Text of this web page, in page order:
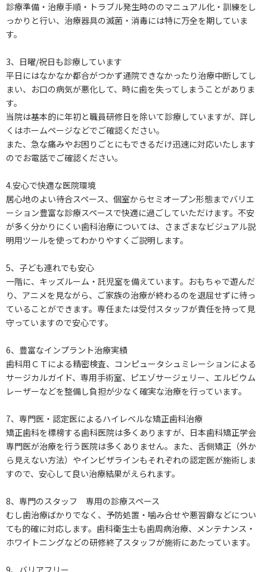
診療準備・治療手順・トラブル発生時ののマニュアル化・訓練をし
っかりと行い、治療器具の滅菌・消毒には特に万全を期していま
す。
3、日曜/祝日も診療しています
平日にはなかなか都合がつかず通院できなかったり治療中断してし
まい、お口の病気が悪化して、時に歯を失ってしまうことがありま
す。
当院は基本的に年初と職員研修日を除いて診療していますが、詳し
くはホームページなどでご確認ください。
また、急な痛みやお困りごとにもできるだけ迅速に対応いたします
のでお電話でご確認ください。
4.安心で快適な医院環境
居心地のよい待合スペース、個室からセミオープン形態までバリエ
ーション豊富な診療スペースで快適に過ごしていただけます。不安
が多く分かりにくい歯科治療については、さまざまなビジュアル説
明用ツールを使ってわかりやすくご説明します。
5、子ども連れでも安心
一階に、キッズルーム・託児室を備えています。おもちゃで遊んだ
り、アニメを見ながら、ご家族の治療が終わるのを退屈せずに待っ
ていることができます。専任または受付スタッフが責任を持って見
守っていますので安心です。
6、豊富なインプラント治療実績
歯科用ＣＴによる精密検査、コンピュータシュミレーションによる
サージカルガイド、専用手術室、ピエゾサージェリー、エルビウム
レーザーなどを整備し負担が少なく確実な治療を行っています。
7、専門医・認定医によるハイレベルな矯正歯科治療
矯正歯科を標榜する歯科医院は多くありますが、日本歯科矯正学会
専門医が治療を行う医院は多くありません。また、舌側矯正（外か
ら見えない方法）やインビザラインもそれぞれの認定医が施術しま
すので、安心して良い治療結果がえられます。
8、専門のスタッフ 専用の診療スペース
むし歯治療ばかりでなく、予防処置・噛み合せや悪習癖などについ
ても的確に対応します。歯科衛生士も歯周病治療、メンテナンス・
ホワイトニングなどの研修終了スタッフが施術にあたっています。